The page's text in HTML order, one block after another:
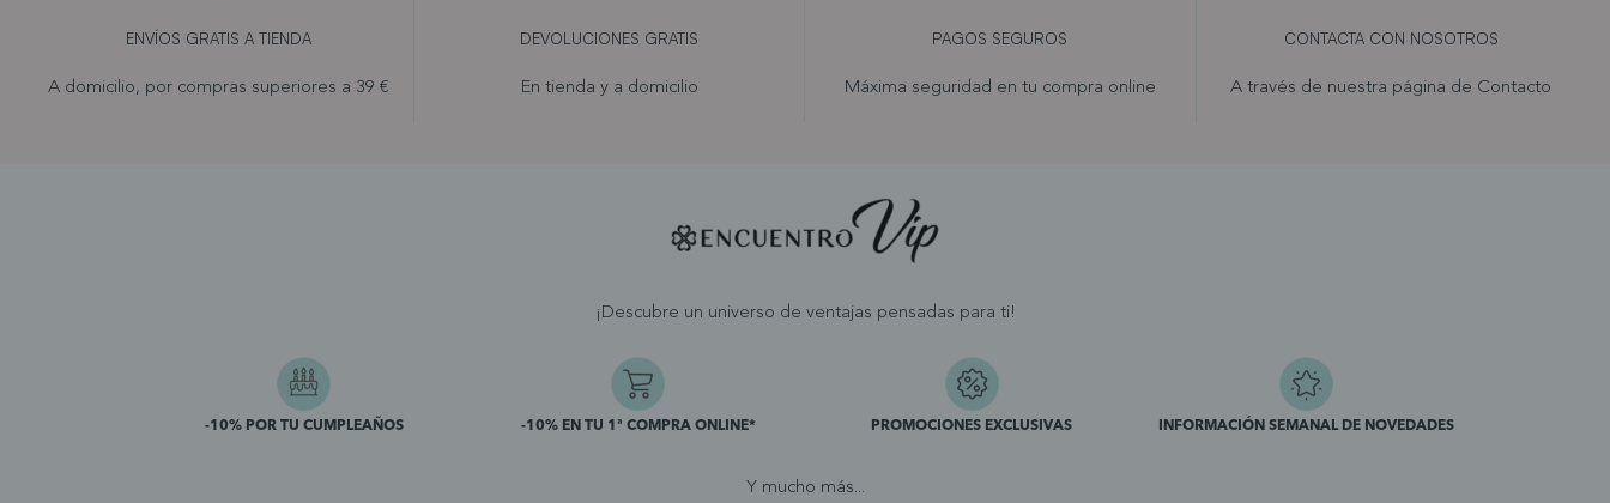
ENVÍOS GRATIS A TIENDA
A domicilio, por compras superiores a 39 €
DEVOLUCIONES GRATIS
En tienda y a domicilio
PAGOS SEGUROS
Máxima seguridad en tu compra online
CONTACTA CON NOSOTROS
A través de nuestra página de Contacto
¡Descubre un universo de ventajas pensadas para ti!
-10% POR TU CUMPLEAÑOS -10% EN TU 1ª COMPRA ONLINE* PROMOCIONES EXCLUSIVAS INFORMACIÓN SEMANAL DE NOVEDADES
Y mucho más...